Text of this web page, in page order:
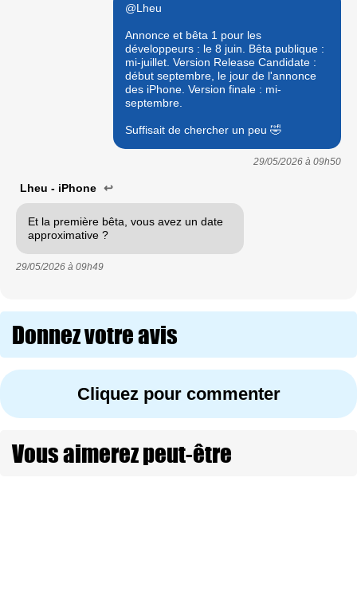
@Lheu
Annonce et bêta 1 pour les
développeurs : le 8 juin. Bêta publique :
mi-juillet. Version Release Candidate :
début septembre, le jour de l'annonce
des iPhone. Version finale : mi-
septembre.
Suffisait de chercher un peu 🤣
29/05/2026 à 09h50
Lheu - iPhone ↩
Et la première bêta, vous avez un date
approximative ?
29/05/2026 à 09h49
Donnez votre avis
Cliquez pour commenter
Vous aimerez peut-être